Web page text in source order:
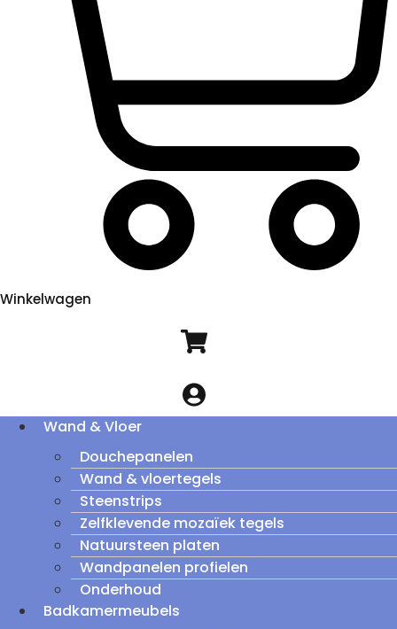
Winkelwagen
Wand & Vloer
Douchepanelen
Wand & vloertegels
Steenstrips
Zelfklevende mozaïek tegels
Natuursteen platen
Wandpanelen profielen
Onderhoud
Badkamermeubels